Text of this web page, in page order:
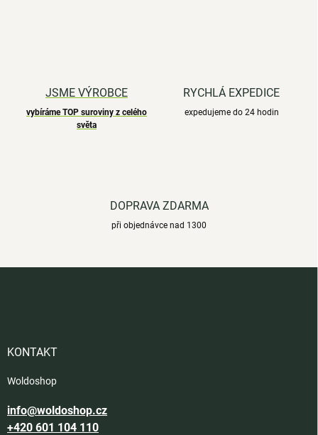
JSME VÝROBCE
vybíráme TOP suroviny z celého
světa
RYCHLÁ EXPEDICE
expedujeme do 24 hodin
DOPRAVA ZDARMA
při objednávce nad 1300
KONTAKT
Woldoshop
info@woldoshop.cz
+420 601 104 110